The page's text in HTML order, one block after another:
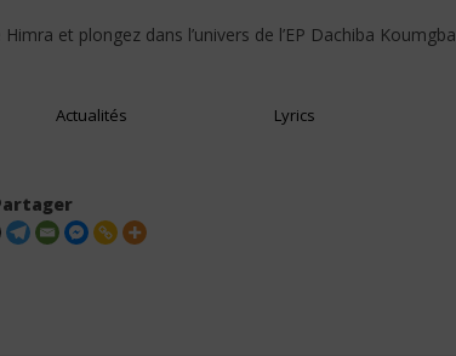
et plongez dans l’univers de l’EP Dachiba Koumgba
Actualités Lyrics